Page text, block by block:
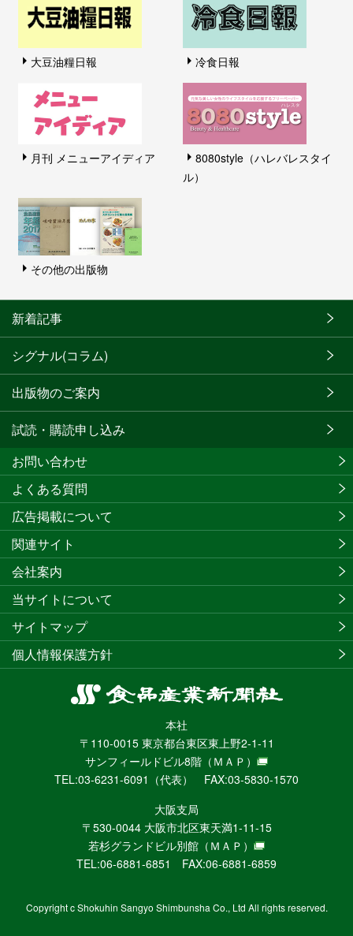
大豆油糧日報 冷食日報
月刊 メニューアイディア
8080style（ハレバレスタイ
ル）
その他の出版物
新着記事
シグナル(コラム)
出版物のご案内
試読・購読申し込み
食
産
業
新
聞
社
ニ
ュ
ー
WEB
本社
〒110-0015 東京都台東区東上野2-1-11
サンフィールドビル8階 （ＭＡＰ）
TEL:03-6231-6091（代表） FAX:03-5830-1570
大阪支局
〒530-0044 大阪市北区東天満1-11-15
若杉グランドビル別館 （ＭＡＰ）
TEL:06-6881-6851 FAX:06-6881-6859
お問い合わせ
よくある質問
広告掲載について
関連サイト
会社案内
当サイトについて
サイトマップ
個人情報保護方針
Copyright c Shokuhin Sangyo Shimbunsha Co., Ltd All rights reserved.